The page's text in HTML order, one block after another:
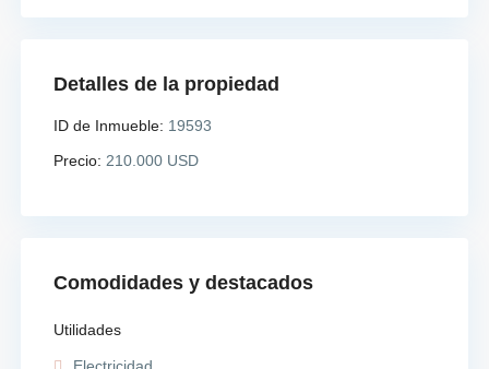
Detalles de la propiedad
ID de Inmueble: 19593
Precio: 210.000 USD
Comodidades y destacados
Utilidades
Electricidad